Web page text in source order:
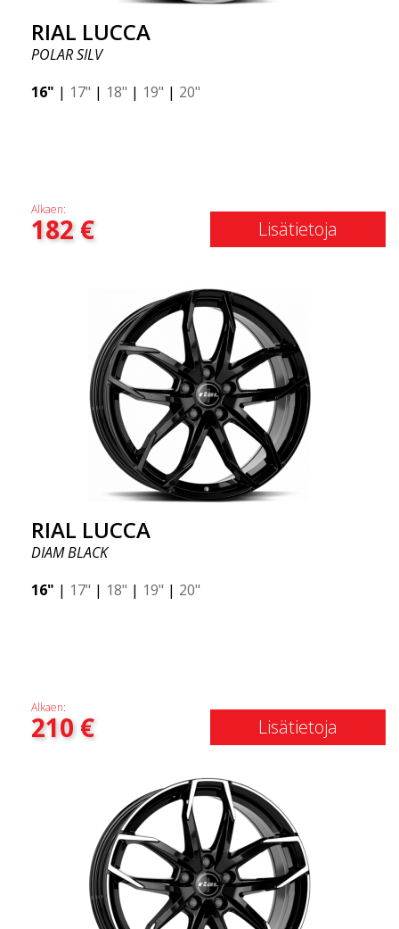
RIAL LUCCA
POLAR SILV
16" | 17" | 18" | 19" | 20"
Alkaen:
182€ Lisätietoja
RIAL LUCCA
DIAM BLACK
16" | 17" | 18" | 19" | 20"
Alkaen:
210€ Lisätietoja